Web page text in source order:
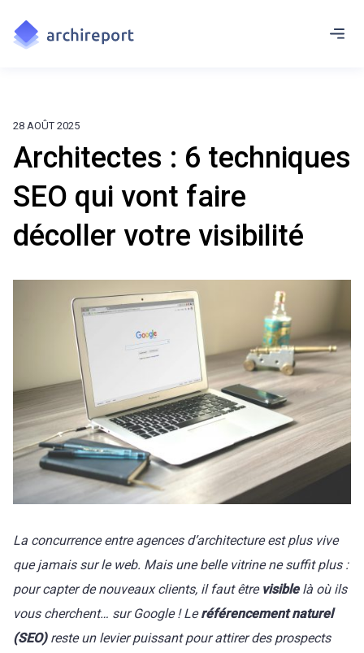
28 AOÛT 2025
Architectes : 6 techniques
SEO qui vont faire
décoller votre visibilité
La concurrence entre agences d’architecture est plus vive
que jamais sur le web. Mais une belle vitrine ne suffit plus :
pour capter de nouveaux clients, il faut être visiblelà où ils
vous cherchent… sur Google ! Leréférencement naturel
(SEO)reste un levier puissant pour attirer des prospects